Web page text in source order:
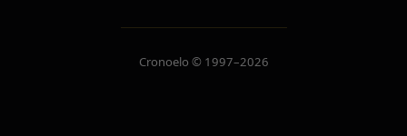
Cronoelo © 1997–2026